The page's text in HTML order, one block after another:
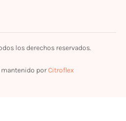
los derechos reservados.
mantenido porCitroflex